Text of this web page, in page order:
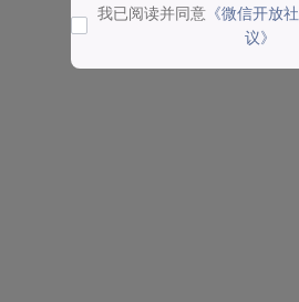
我已阅读并同意 《微信开放
议》